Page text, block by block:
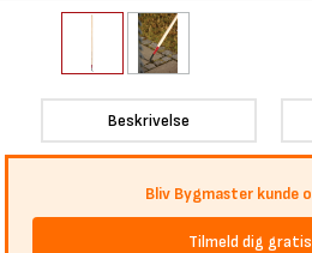
Beskrivelse
Bliv Bygmaster kunde
Tilmeld dig